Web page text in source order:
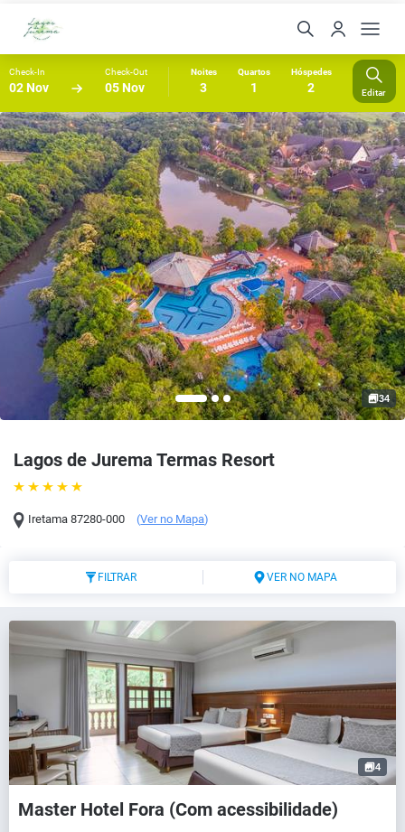
Check-In
02 Nov
Check-Out
05 Nov
Noites
3
Quartos
1
Hóspedes
2 Editar
Lagos de Jurema Termas Resort
Iretama 87280-000 (Ver no Mapa)
34
FILTRAR VER NO MAPA
4
Master Hotel Fora (Com acessibilidade)